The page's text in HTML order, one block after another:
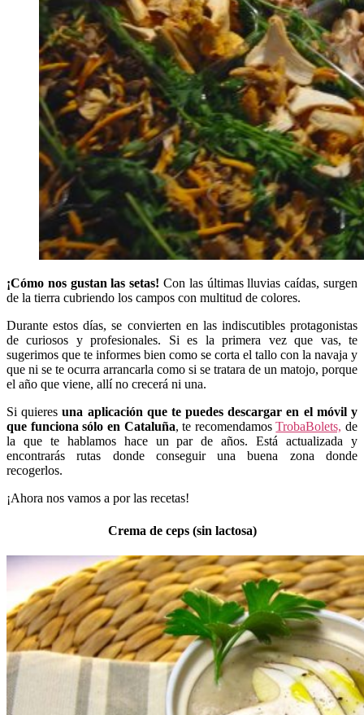
¡Cómo nos gustan las setas! Con las últimas lluvias caídas, surgen
de la tierra cubriendo los campos con multitud de colores.
Durante estos días, se convierten en las indiscutibles protagonistas
de curiosos y profesionales. Si es la primera vez que vas, te
sugerimos que te informes bien como se corta el tallo con la navaja y
que ni se te ocurra arrancarla como si se tratara de un matojo, porque
el año que viene, allí no crecerá ni una.
Si quieresuna aplicación que te puedes descargar en el móvil y
que funciona sólo en Cataluña, te recomendamosTrobaBolets, de
la que te hablamos hace un par de años. Está actualizada y
encontrarás rutas donde conseguir una buena zona donde
recogerlos.
¡Ahora nos vamos a por las recetas!
Crema de ceps (sin lactosa)